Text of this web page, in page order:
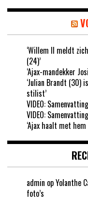
‘Willem II meldt
(24)’
‘Ajax-mandekker
‘Julian Brandt (30)
stilist’
VIDEO:
VIDEO:
‘Ajax haalt met
admin opYolanthe
foto’s